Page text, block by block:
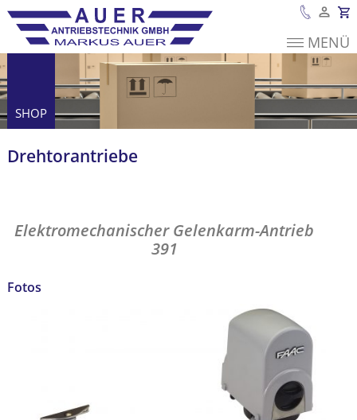
Es befinden sich
keine Produkte im
Warenkorb.
MENÜ
SHOP
Drehtor­antriebe
Elektromechanischer Gelenkarm-Antrieb
391
Fotos